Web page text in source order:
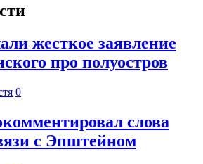
жесткое заявление
про полуостров
0
слова
с Эпштейном